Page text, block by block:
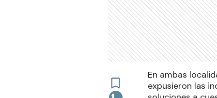
En ambas
expusieron las